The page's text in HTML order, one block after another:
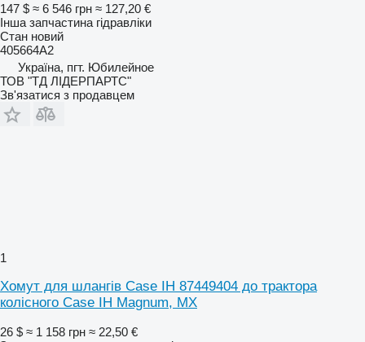
147 $ ≈ 6 546 грн ≈ 127,20 €
Інша запчастина гідравліки
Стан новий
405664A2
Україна, пгт. Юбилейное
ТОВ "ТД ЛІДЕРПАРТС"
Зв'язатися з продавцем
1
Хомут для шлангів Case IH 87449404 до трактора
колісного Case IH Magnum, MX
26 $ ≈ 1 158 грн ≈ 22,50 €